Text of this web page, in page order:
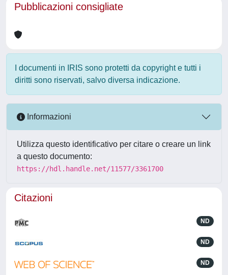
Pubblicazioni consigliate
I documenti in IRIS sono protetti da copyright e tutti i
diritti sono riservati, salvo diversa indicazione.
Informazioni
Utilizza questo identificativo per citare o creare un link
a questo documento:
https://hdl.handle.net/11577/3361700
Citazioni
ND
ND
ND